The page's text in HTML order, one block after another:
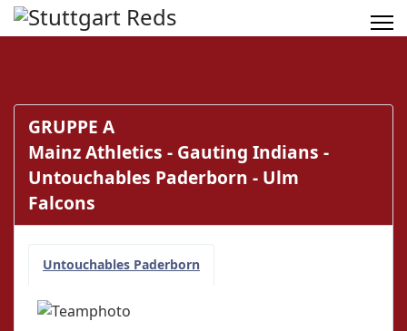
GRUPPE A
Mainz Athletics - Gauting Indians -
Untouchables Paderborn - Ulm
Falcons
Untouchables Paderborn